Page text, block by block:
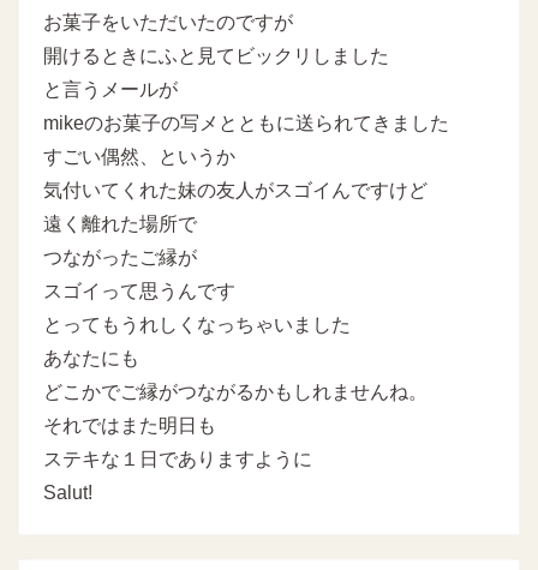
お菓子をいただいたのですが
開けるときにふと見てビックリしました
と言うメールが
mikeのお菓子の写メとともに送られてきました
すごい偶然、というか
気付いてくれた妹の友人がスゴイんですけど
遠く離れた場所で
つながったご縁が
スゴイって思うんです
とってもうれしくなっちゃいました
あなたにも
どこかでご縁がつながるかもしれませんね。
それではまた明日も
ステキな１日でありますように
Salut!